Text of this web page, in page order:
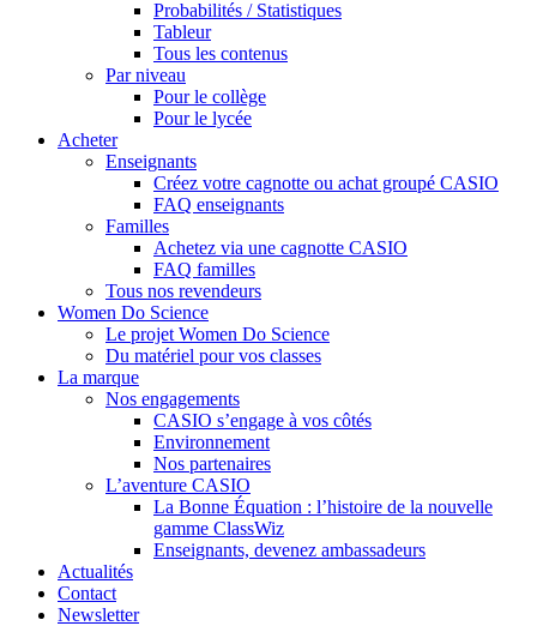
Probabilités / Statistiques
Tableur
Tous les contenus
Par niveau
Pour le collège
Pour le lycée
Acheter
Enseignants
Créez votre cagnotte ou achat groupé CASIO
FAQ enseignants
Familles
Achetez via une cagnotte CASIO
FAQ familles
Tous nos revendeurs
Women Do Science
Le projet Women Do Science
Du matériel pour vos classes
La marque
Nos engagements
CASIO s’engage à vos côtés
Environnement
Nos partenaires
L’aventure CASIO
La Bonne Équation : l’histoire de la nouvelle
gamme ClassWiz
Enseignants, devenez ambassadeurs
Actualités
Contact
Newsletter